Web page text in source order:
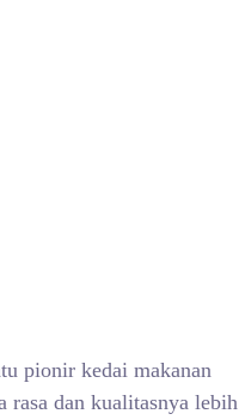
pionir kedai makanan
rasa dan kualitasnya lebih